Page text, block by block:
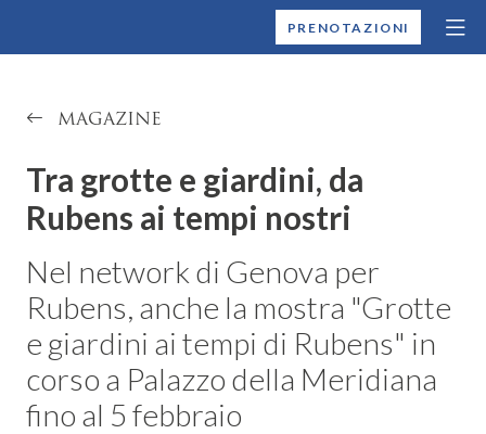
MONTALLEGROPRENOTAZIONI
MAGAZINE
Tra grotte e giardini, da
Rubens ai tempi nostri
Nel network di Genova per
Rubens, anche la mostra "Grotte
e giardini ai tempi di Rubens" in
corso a Palazzo della Meridiana
fino al 5 febbraio